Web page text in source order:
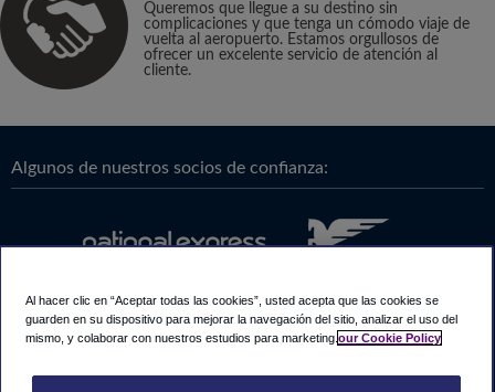
Queremos que llegue a su destino sin
complicaciones y que tenga un cómodo viaje de
vuelta al aeropuerto. Estamos orgullosos de
ofrecer un excelente servicio de atención al
cliente.
Algunos de nuestros socios de confianza:
Al hacer clic en “Aceptar todas las cookies”, usted acepta que las cookies se
guarden en su dispositivo para mejorar la navegación del sitio, analizar el uso del
mismo, y colaborar con nuestros estudios para marketing. our Cookie Policy